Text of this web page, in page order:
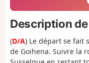
Description
(D/A) Le départ se fait
de Goihena. Suivre la